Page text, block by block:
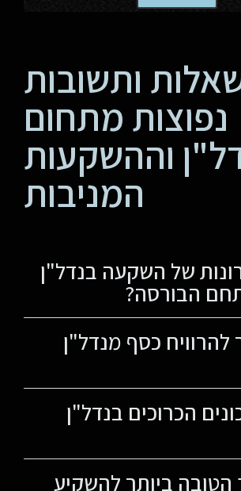
ותשובות
נפוצות מתחום
וההשקעות
המניבות
של השקעה בנדל"ן
הבורסה?
כסף מנדל"ן
הכרוכים בנדל"ן
ביותר להשקיע